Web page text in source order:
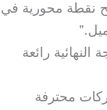
نقطة محورية في
النهائية رائعة
محترفة